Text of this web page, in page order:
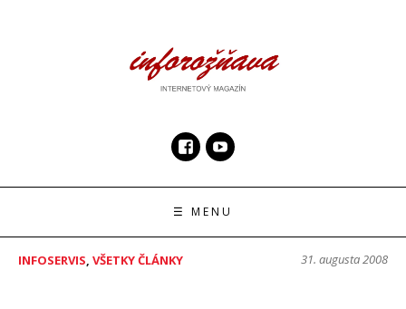
☰ MENU
INFOSERVIS, VŠETKY ČLÁNKY 31. augusta 2008